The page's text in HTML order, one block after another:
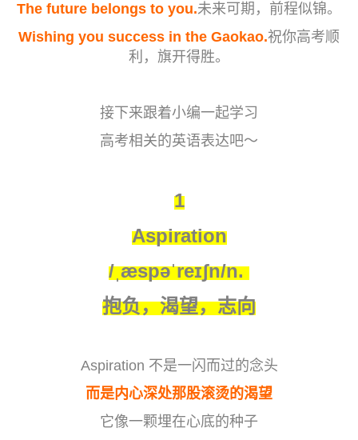
The future belongs to you.未来可期，前程似锦。
Wishing you success in the Gaokao.祝你高考顺
利，旗开得胜。
接下来跟着小编一起学习
高考相关的英语表达吧～
1
Aspiration
/ˌæspəˈreɪʃn/n.
抱负，渴望，志向
Aspiration 不是一闪而过的念头
而是内心深处那股滚烫的渴望
它像一颗埋在心底的种子